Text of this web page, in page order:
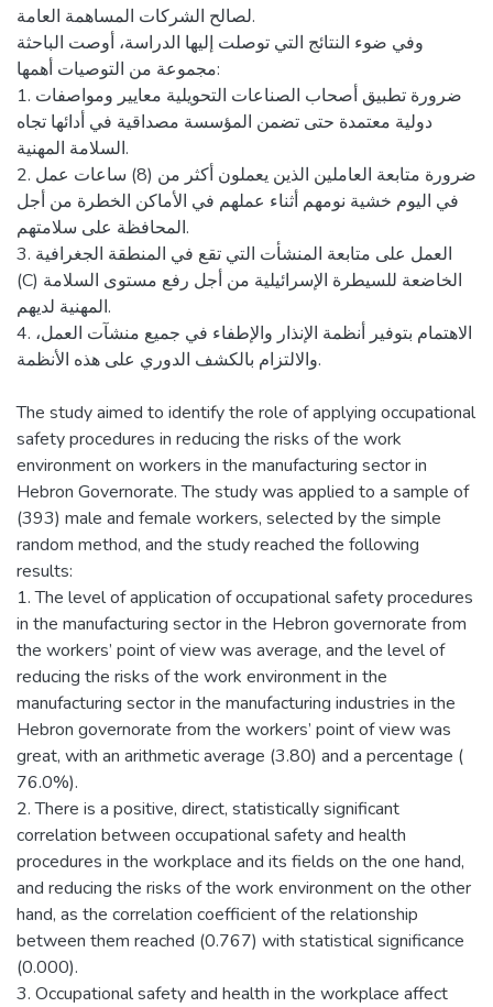
لصالح الشركات المساهمة العامة.
وفي ضوء النتائج التي توصلت إليها الدراسة، أوصت الباحثة
مجموعة من التوصيات أهمها:
1. ضرورة تطبيق أصحاب الصناعات التحويلية معايير ومواصفات
دولية معتمدة حتى تضمن المؤسسة مصداقية في أدائها تجاه
السلامة المهنية.
2. ضرورة متابعة العاملين الذين يعملون أكثر من (8) ساعات عمل
في اليوم خشية نومهم أثناء عملهم في الأماكن الخطرة من أجل
المحافظة على سلامتهم.
3. العمل على متابعة المنشأت التي تقع في المنطقة الجغرافية
(C) الخاضعة للسيطرة الإسرائيلية من أجل رفع مستوى السلامة
المهنية لديهم.
4. الاهتمام بتوفير أنظمة الإنذار والإطفاء في جميع منشآت العمل،
والالتزام بالكشف الدوري على هذه الأنظمة.
The study aimed to identify the role of applying occupational
safety procedures in reducing the risks of the work
environment on workers in the manufacturing sector in
Hebron Governorate. The study was applied to a sample of
(393) male and female workers, selected by the simple
random method, and the study reached the following
results:
1. The level of application of occupational safety procedures
in the manufacturing sector in the Hebron governorate from
the workers’ point of view was average, and the level of
reducing the risks of the work environment in the
manufacturing sector in the manufacturing industries in the
Hebron governorate from the workers’ point of view was
great, with an arithmetic average (3.80) and a percentage (
76.0%).
2. There is a positive, direct, statistically significant
correlation between occupational safety and health
procedures in the workplace and its fields on the one hand,
and reducing the risks of the work environment on the other
hand, as the correlation coefficient of the relationship
between them reached (0.767) with statistical significance
(0.000).
3. Occupational safety and health in the workplace affect